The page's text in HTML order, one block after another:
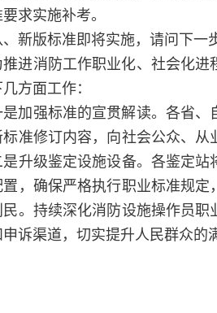
要求实施补考。
版标准即将实施，请问下一
消防工作职业化、社会化进
方面工作：
强标准的宣贯解读。各省、
准修订内容，向社会公众、
是升级鉴定设施设备。各鉴定
置，确保严格执行职业标准规
。持续深化消防设施操作员
诉渠道，切实提升人民群众的